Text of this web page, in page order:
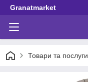
Granatmarket
Товари та послуги